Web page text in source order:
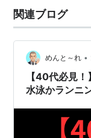
関連ブログ
めんと～れ •
【40代必見
水泳かランニ